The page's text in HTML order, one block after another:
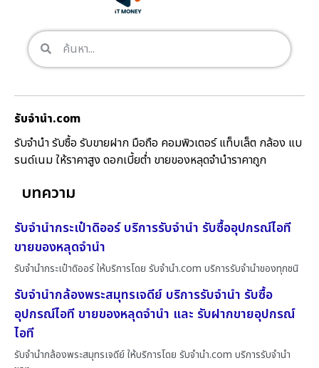
รับจํานํา.com
รับจำนำ รับซื้อ รับขายฝาก มือถือ คอมพิวเตอร์ แท็บเล็ต กล้อง แบ
รนด์เนม ให้ราคาสูง ดอกเบี้ยต่ำ ขายของหลุดจำนำราคาถูก
บทความ
รับจำนำกระเป๋าดิออร์ บริการรับจำนำ รับซื้ออุปกรณ์ไอที
ขายของหลุดจำนำ
รับจำนำกระเป๋าดิออร์ ให้บริการโดย รับจํานํา.com บริการรับจำนำของทุกชนิ
รับจำนำกล้องพระสมุทรเจดีย์ บริการรับจำนำ รับซื้อ
อุปกรณ์ไอที ขายของหลุดจำนำ และ รับฝากขายอุปกรณ์
ไอที
รับจำนำกล้องพระสมุทรเจดีย์ ให้บริการโดย รับจํานํา.com บริการรับจำนำ